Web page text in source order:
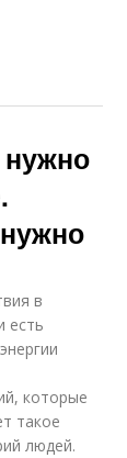
нужно
в
есть
которые
такое
людей.